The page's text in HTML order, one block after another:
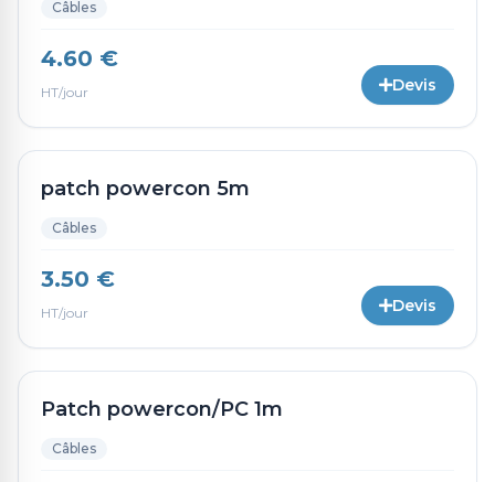
Câbles
4.60 €
HT/jour Devis
patch powercon 5m
Câbles
3.50 €
HT/jour Devis
Patch powercon/PC 1m
Câbles